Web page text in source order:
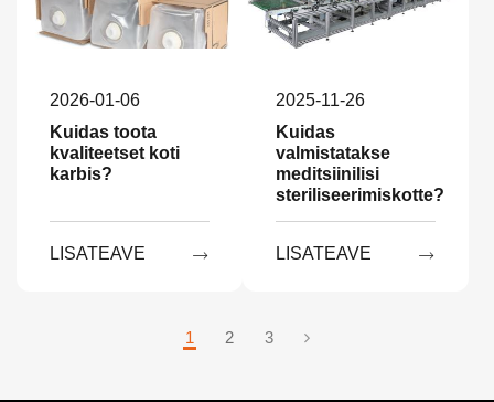
2026-01-06
Kuidas toota
kvaliteetset koti
karbis?
LISATEAVE 
2025-11-26
Kuidas
valmistatakse
meditsiinilisi
steriliseerimiskotte?
LISATEAVE 
1 2 3